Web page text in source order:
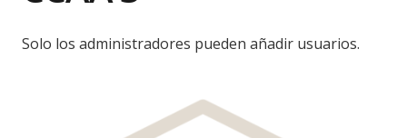
Solo los administradores pueden añadir usuarios.